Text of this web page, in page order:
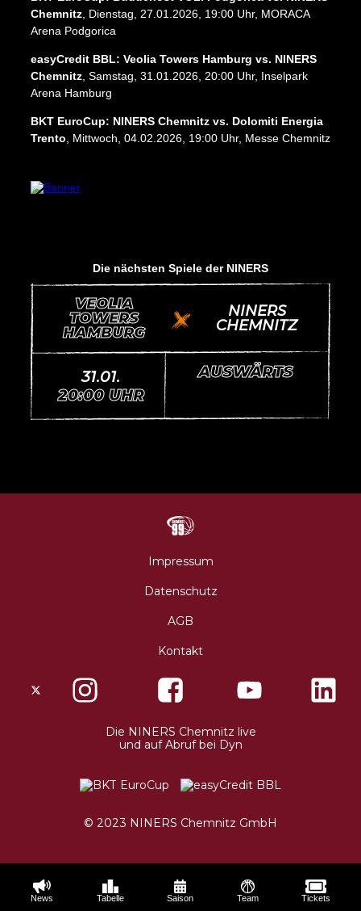
News Tabelle Saison Team Tickets
Chemnitz , Dienstag, 27.01.2026, 19:00 Uhr, MORACA
Arena Podgorica
easyCredit BBL: Veolia Towers Hamburg vs. NINERS
Chemnitz , Samstag, 31.01.2026, 20:00 Uhr, Inselpark
Arena Hamburg
BKT EuroCup: NINERS Chemnitz vs. Dolomiti Energia
Trento , Mittwoch, 04.02.2026, 19:00 Uhr, Messe Chemnitz
Die nächsten Spiele der NINERS
VEOLIA
TOWERS
HAMBURG
vs.NINERS
CHEMNITZ
AUSWÄRTS
31.01.
20:00 UHR
Impressum
Datenschutz
AGB
Kontakt
Instagram
Die NINERS Chemnitz live
und auf Abruf bei Dyn
© 2023 NINERS Chemnitz GmbH